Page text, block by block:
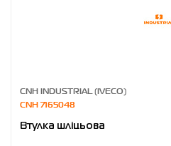
CNH INDUSTRIAL (IVECO)
CNH 7165048
Втулка шліцьова